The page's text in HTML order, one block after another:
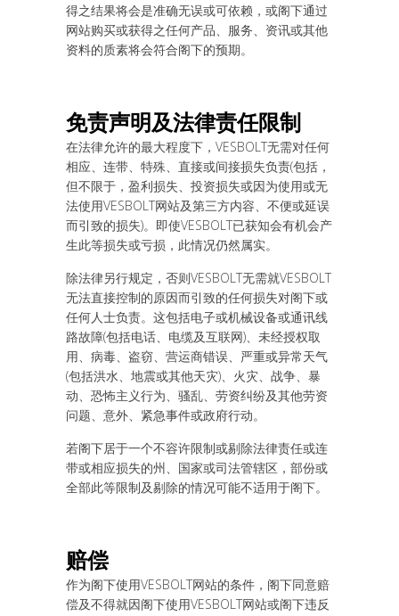
得之结果将会是准确无误或可依赖，或阁下通过
网站购买或获得之任何产品、服务、资讯或其他
资料的质素将会符合阁下的预期。
免责声明及法律责任限制
在法律允许的最大程度下，VESBOLT无需对任何
相应、连带、特殊、直接或间接损失负责(包括，
但不限于，盈利损失、投资损失或因为使用或无
法使用VESBOLT网站及第三方内容、不便或延误
而引致的损失)。即使VESBOLT已获知会有机会产
生此等损失或亏损，此情况仍然属实。
除法律另行规定，否则VESBOLT无需就VESBOLT
无法直接控制的原因而引致的任何损失对阁下或
任何人士负责。这包括电子或机械设备或通讯线
路故障(包括电话、电缆及互联网)、未经授权取
用、病毒、盗窃、营运商错误、严重或异常天气
(包括洪水、地震或其他天灾)、火灾、战争、暴
动、恐怖主义行为、骚乱、劳资纠纷及其他劳资
问题、意外、紧急事件或政府行动。
若阁下居于一个不容许限制或剔除法律责任或连
带或相应损失的州、国家或司法管辖区，部份或
全部此等限制及剔除的情况可能不适用于阁下。
赔偿
作为阁下使用VESBOLT网站的条件，阁下同意赔
偿及不得就因阁下使用VESBOLT网站或阁下违反